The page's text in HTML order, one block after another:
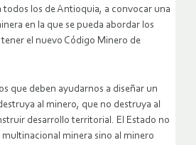
todos los de Antioquia, a convocar una
en la que se pueda abordar los
el nuevo Código Minero de
que deben ayudarnos a diseñar un
al minero, que no destruya al
desarrollo territorial. El Estado no
minera sino al minero